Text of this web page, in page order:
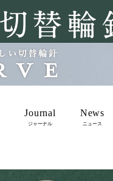
Journal
ジャーナル
News
ニュース